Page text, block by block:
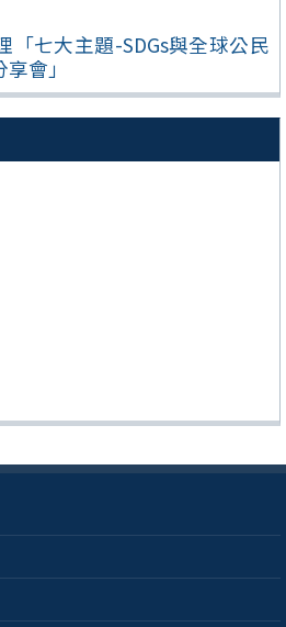
「七大主題-SDGs與全球公民
會」